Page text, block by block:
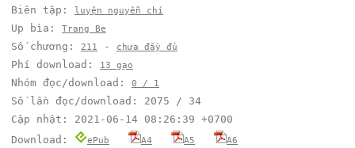
Biên tập: luyện nguyễn chí
Up bìa: Trang Be
Số chương: 211 - chưa đầy đủ
Phí download: 13 gạo
Nhóm đọc/download: 0 / 1
Số lần đọc/download: 2075 / 34
Cập nhật: 2021-06-14 08:26:39 +0700
Download:
ePub A4 A5 A6